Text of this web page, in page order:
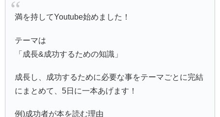
満を持してYoutube始めました！
テーマは
「成長&成功するための知識」
成長し、成功するために必要な事をテーマごとに完結
にまとめて、5日に一本あげます！
例)成功者が本を読む理由